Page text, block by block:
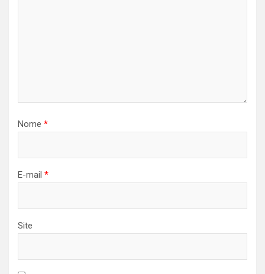
Nome *
E-mail *
Site